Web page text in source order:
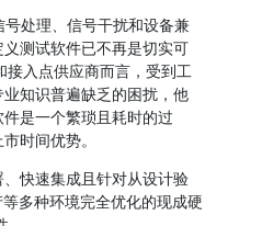
处理、信号干扰和设备兼
测试软件已不再是切实可
接入点供应商而言，受到工
知识普遍缺乏的困扰，他
是一个繁琐且耗时的过
时间优势。
快速集成且针对从设计验
多种环境完全优化的现成硬